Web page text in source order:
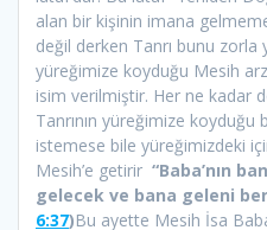
alan bir kişinin imana
değil derken Tanrı bunu zorla
yüreğimize koyduğu Mesih
isim verilmiştir. Her ne kadar
Tanrının yüreğimize
istemese bile yüreğimizdeki
Mesih’e getirir “Baba’nın
gelecek ve bana geleni
6:37)Bu ayette Mesih İsa